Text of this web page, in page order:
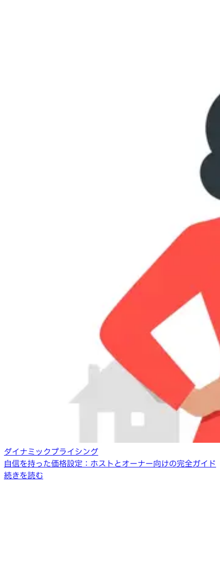
ダイナミックプライシング
自信を持った価格設定：ホストとオーナー向けの完全ガイド
続きを読む